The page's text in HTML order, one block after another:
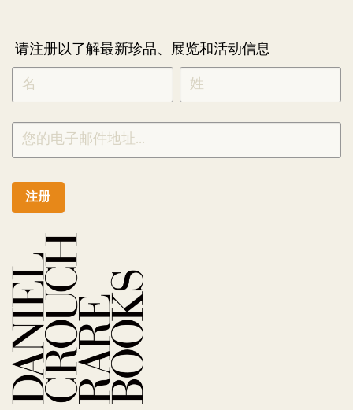
请注册以了解最新珍品、展览和活动信息
NEWLETTER
SIGNUP
CHINESE
*
注册